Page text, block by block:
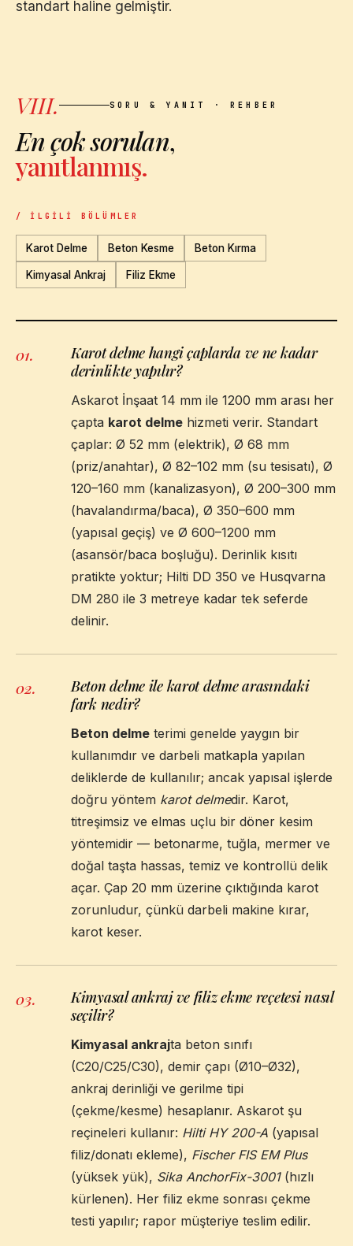
standart haline gelmiştir.
VIII. SORU & YANIT · REHBER
En çok sorulan,
yanıtlanmış.
/ İLGILI BÖLÜMLER
Karot Delme Beton Kesme Beton Kırma
Kimyasal Ankraj Filiz Ekme
01.
Karot delme hangi çaplarda ve ne kadar
derinlikte yapılır?
Askarot İnşaat 14 mm ile 1200 mm arası her
çapta karot delme hizmeti verir. Standart
çaplar: Ø 52 mm (elektrik), Ø 68 mm
(priz/anahtar), Ø 82–102 mm (su tesisatı), Ø
120–160 mm (kanalizasyon), Ø 200–300 mm
(havalandırma/baca), Ø 350–600 mm
(yapısal geçiş) ve Ø 600–1200 mm
(asansör/baca boşluğu). Derinlik kısıtı
pratikte yoktur; Hilti DD 350 ve Husqvarna
DM 280 ile 3 metreye kadar tek seferde
delinir.
02.
Beton delme ile karot delme arasındaki
fark nedir?
Beton delme terimi genelde yaygın bir
kullanımdır ve darbeli matkapla yapılan
deliklerde de kullanılır; ancak yapısal işlerde
doğru yöntem karot delmedir. Karot,
titreşimsiz ve elmas uçlu bir döner kesim
yöntemidir — betonarme, tuğla, mermer ve
doğal taşta hassas, temiz ve kontrollü delik
açar. Çap 20 mm üzerine çıktığında karot
zorunludur, çünkü darbeli makine kırar,
karot keser.
03.
Kimyasal ankraj ve filiz ekme reçetesi nasıl
seçilir?
Kimyasal ankrajta beton sınıfı
(C20/C25/C30), demir çapı (Ø10–Ø32),
ankraj derinliği ve gerilme tipi
(çekme/kesme) hesaplanır. Askarot şu
reçineleri kullanır: Hilti HY 200-A (yapısal
filiz/donatı ekleme), Fischer FIS EM Plus
(yüksek yük), Sika AnchorFix-3001(hızlı
kürlenen). Her filiz ekme sonrası çekme
testi yapılır; rapor müşteriye teslim edilir.